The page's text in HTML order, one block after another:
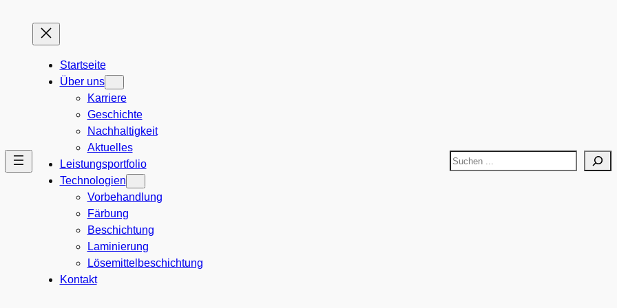
Startseite
Über uns
Karriere
Geschichte
Nachhaltigkeit
Aktuelles
Leistungsportfolio
Technologien
Vorbehandlung
Färbung
Beschichtung
Laminierung
Lösemittelbeschichtung
Kontakt
Suchen